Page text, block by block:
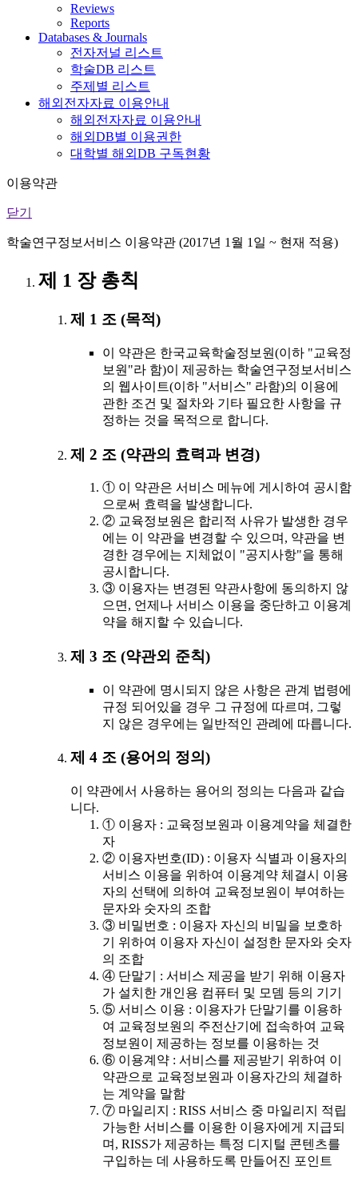
Reviews
Reports
Databases & Journals
전자저널 리스트
학술DB 리스트
주제별 리스트
해외전자자료 이용안내
해외전자자료 이용안내
해외DB별 이용권한
대학별 해외DB 구독현황
이용약관
닫기
학술연구정보서비스 이용약관 (2017년 1월 1일 ~ 현재 적용)
제 1 장 총칙
제 1 조 (목적)
이 약관은 한국교육학술정보원(이하 "교육정
보원"라 함)이 제공하는 학술연구정보서비스
의 웹사이트(이하 "서비스" 라함)의 이용에
관한 조건 및 절차와 기타 필요한 사항을 규
정하는 것을 목적으로 합니다.
제 2 조 (약관의 효력과 변경)
① 이 약관은 서비스 메뉴에 게시하여 공시함
으로써 효력을 발생합니다.
② 교육정보원은 합리적 사유가 발생한 경우
에는 이 약관을 변경할 수 있으며, 약관을 변
경한 경우에는 지체없이 "공지사항"을 통해
공시합니다.
③ 이용자는 변경된 약관사항에 동의하지 않
으면, 언제나 서비스 이용을 중단하고 이용계
약을 해지할 수 있습니다.
제 3 조 (약관외 준칙)
이 약관에 명시되지 않은 사항은 관계 법령에
규정 되어있을 경우 그 규정에 따르며, 그렇
지 않은 경우에는 일반적인 관례에 따릅니다.
제 4 조 (용어의 정의)
이 약관에서 사용하는 용어의 정의는 다음과 같습
니다.
① 이용자 : 교육정보원과 이용계약을 체결한
자
② 이용자번호(ID) : 이용자 식별과 이용자의
서비스 이용을 위하여 이용계약 체결시 이용
자의 선택에 의하여 교육정보원이 부여하는
문자와 숫자의 조합
③ 비밀번호 : 이용자 자신의 비밀을 보호하
기 위하여 이용자 자신이 설정한 문자와 숫자
의 조합
④ 단말기 : 서비스 제공을 받기 위해 이용자
가 설치한 개인용 컴퓨터 및 모뎀 등의 기기
⑤ 서비스 이용 : 이용자가 단말기를 이용하
여 교육정보원의 주전산기에 접속하여 교육
정보원이 제공하는 정보를 이용하는 것
⑥ 이용계약 : 서비스를 제공받기 위하여 이
약관으로 교육정보원과 이용자간의 체결하
는 계약을 말함
⑦ 마일리지 : RISS 서비스 중 마일리지 적립
가능한 서비스를 이용한 이용자에게 지급되
며, RISS가 제공하는 특정 디지털 콘텐츠를
구입하는 데 사용하도록 만들어진 포인트